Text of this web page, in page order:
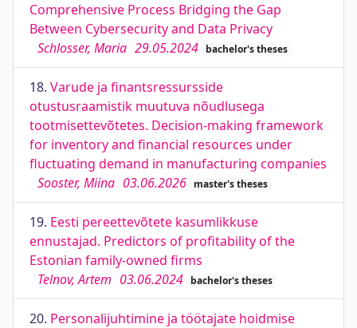
Comprehensive Process Bridging the Gap
Between Cybersecurity and Data Privacy
Schlosser, Maria 29.05.2024 bachelor's theses
18. Varude ja finantsressursside
otustusraamistik muutuva nõudlusega
tootmisettevõtetes. Decision-making framework
for inventory and financial resources under
fluctuating demand in manufacturing companies
Sooster, Miina 03.06.2026 master's theses
19. Eesti pereettevõtete kasumlikkuse
ennustajad. Predictors of profitability of the
Estonian family-owned firms
Telnov, Artem 03.06.2024 bachelor's theses
20. Personalijuhtimine ja töötajate hoidmise